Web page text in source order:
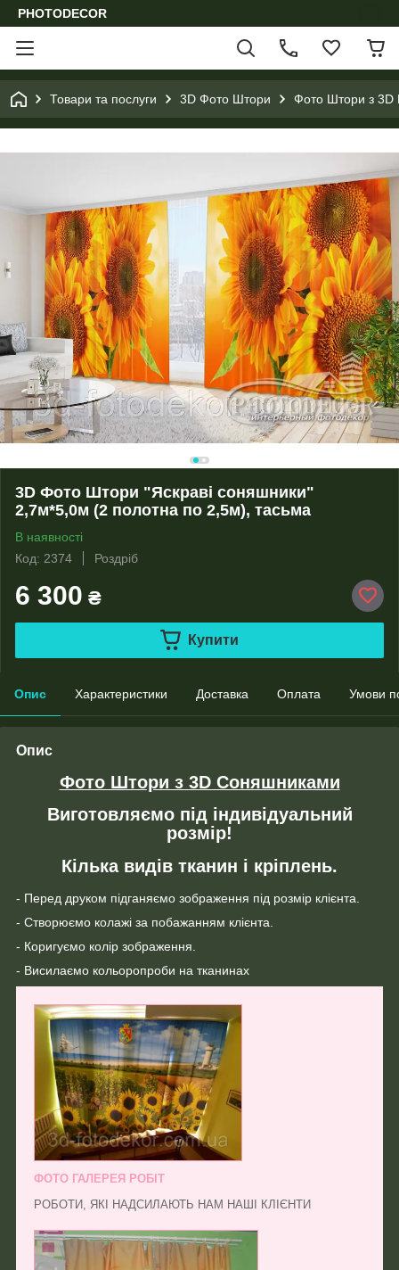
PHOTODECOR
Товари та послуги 3D Фото Штори Фото Штори з 3D
3D Фото Штори "Яскраві соняшники"
2,7м*5,0м (2 полотна по 2,5м), тасьма
В наявності
Код: 2374
Роздріб
6 300 ₴
Купити
Опис Характеристики Доставка Оплата Умови
Опис
Фото Штори з 3D Соняшниками
Виготовляємо під індивідуальний
розмір!
Кілька видів тканин і кріплень.
- Перед друком підганяємо зображення під розмір клієнта.
- Створюємо колажі за побажанням клієнта.
- Коригуємо колір зображення.
- Висилаємо кольоропроби на тканинах
ФОТО ГАЛЕРЕЯ РОБІТ
РОБОТИ, ЯКІ НАДСИЛАЮТЬ НАМ НАШІ КЛІЄНТИ